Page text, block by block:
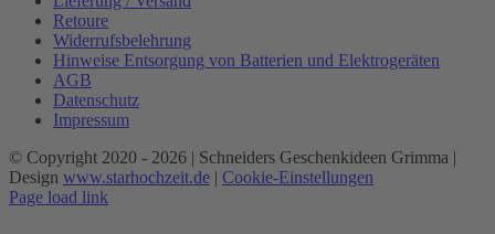
Retoure
Widerrufsbelehrung
Hinweise Entsorgung von Batterien und Elektrogeräten
AGB
Datenschutz
Impressum
© Copyright 2020 - 2026 | Schneiders Geschenkideen Grimma |
Design www.starhochzeit.de | Cookie-Einstellungen
Page load link